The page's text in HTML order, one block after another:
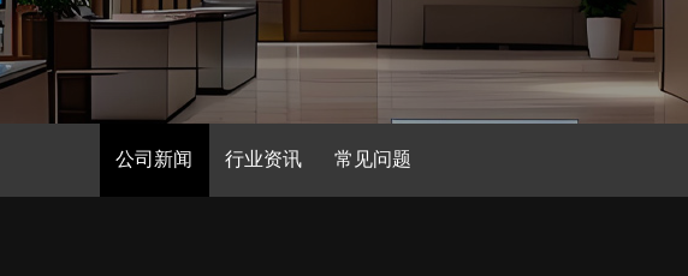
公司新闻 行业资讯 常见问题